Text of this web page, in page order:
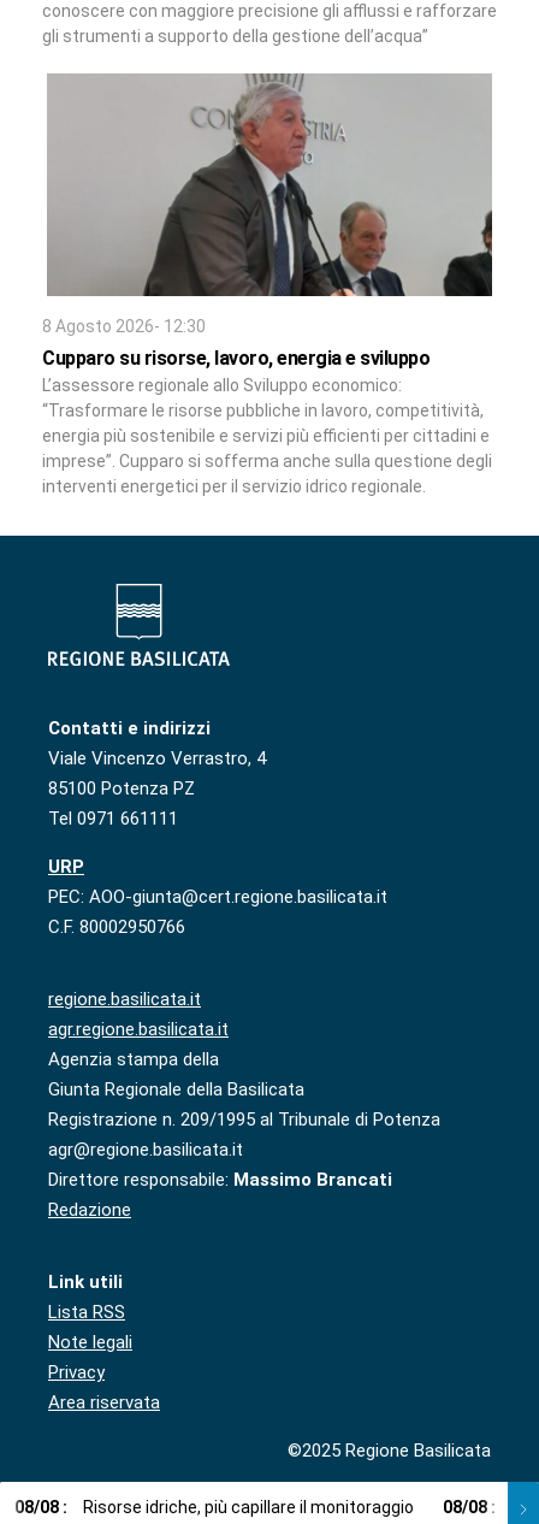
conoscere con maggiore precisione gli afflussi e rafforzare
gli strumenti a supporto della gestione dell’acqua”
8 Agosto 2026- 12:30
Cupparo su risorse, lavoro, energia e sviluppo
L’assessore regionale allo Sviluppo economico:
“Trasformare le risorse pubbliche in lavoro, competitività,
energia più sostenibile e servizi più efficienti per cittadini e
imprese”. Cupparo si sofferma anche sulla questione degli
interventi energetici per il servizio idrico regionale.
Contatti e indirizzi
Viale Vincenzo Verrastro, 4
85100 Potenza PZ
Tel 0971 661111
URP
PEC: AOO-giunta@cert.regione.basilicata.it
C.F. 80002950766
regione.basilicata.it
agr.regione.basilicata.it
Agenzia stampa della
Giunta Regionale della Basilicata
Registrazione n. 209/1995 al Tribunale di Potenza
agr@regione.basilicata.it
Direttore responsabile: Massimo Brancati
Redazione
Link utili
Lista RSS
Note legali
Privacy
Area riservata
©2025 Regione Basilicata
08/08 : Risorse idriche, più capillare il monitoraggio 08/08 :